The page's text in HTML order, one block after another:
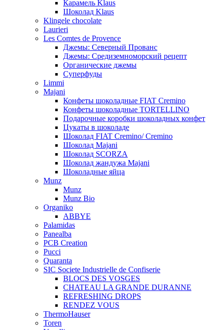
Карамель Klaus
Шоколад Klaus
Klingele chocolate
Laurieri
Les Comtes de Provence
Джемы: Северный Прованс
Джемы: Средиземноморский рецепт
Органические джемы
Суперфуды
Limmi
Majani
Конфеты шоколадные FIAT Cremino
Конфеты шоколадные TORTELLINO
Подарочные коробки шоколадных конфет
Цукаты в шоколаде
Шоколад FIAT Cremino/ Cremino
Шоколад Majani
Шоколад SCORZA
Шоколад жандужа Majani
Шоколадные яйца
Munz
Munz
Munz Bio
Organiko
ABBYE
Palamidas
Panealba
PCB Creation
Pucci
Quaranta
SIC Societe Industrielle de Confiserie
BLOCS DES VOSGES
CHATEAU LA GRANDE DURANNE
REFRESHING DROPS
RENDEZ VOUS
ThermoHauser
Toren